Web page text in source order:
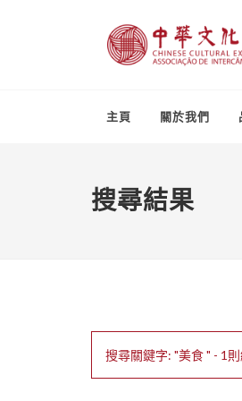
主頁 關於我們
搜尋結果
搜尋關鍵字: "美食 " - 1則